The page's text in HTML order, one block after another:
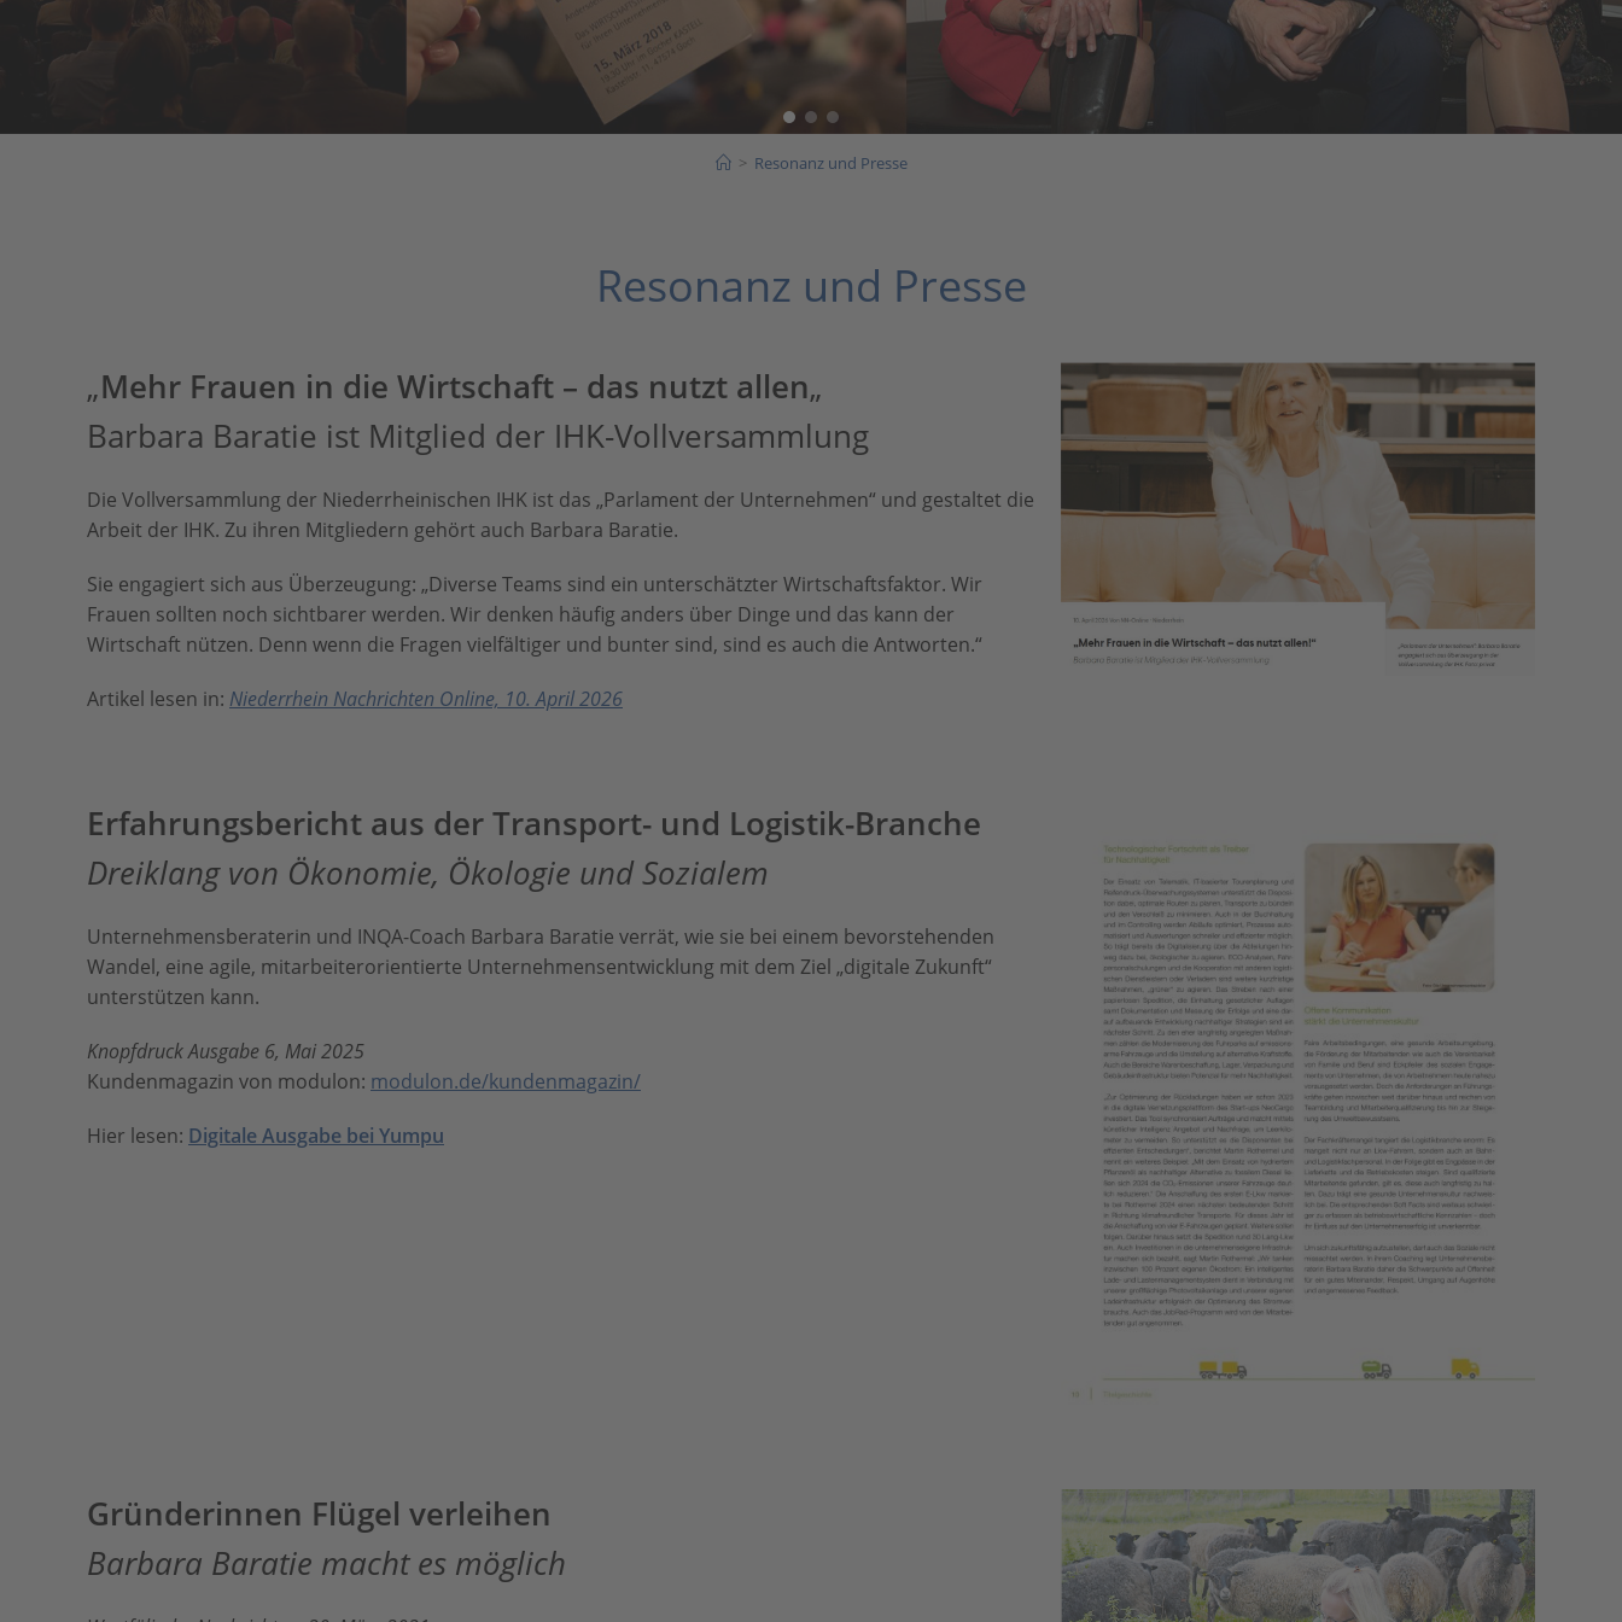
Resonanz und Presse
> Resonanz und Presse
„Mehr Frauen in die Wirtschaft – das nutzt allen„
Barbara Baratie ist Mitglied der IHK-Vollversammlung
Die Vollversammlung der Niederrheinischen IHK ist das „Parlament der Unternehmen“ und gestaltet die
Arbeit der IHK. Zu ihren Mitgliedern gehört auch Barbara Baratie.
Sie engagiert sich aus Überzeugung: „Diverse Teams sind ein unterschätzter Wirtschaftsfaktor. Wir
Frauen sollten noch sichtbarer werden. Wir denken häufig anders über Dinge und das kann der
Wirtschaft nützen. Denn wenn die Fragen vielfältiger und bunter sind, sind es auch die Antworten.“
Artikel lesen in: Niederrhein Nachrichten Online, 10. April 2026
Erfahrungsbericht aus der Transport- und Logistik-Branche
Dreiklang von Ökonomie, Ökologie und Sozialem
Unternehmensberaterin und INQA-Coach Barbara Baratie verrät, wie sie bei einem bevorstehenden
Wandel, eine agile, mitarbeiterorientierte Unternehmensentwicklung mit dem Ziel „digitale Zukunft“
unterstützen kann.
Knopfdruck Ausgabe 6, Mai 2025
Kundenmagazin von modulon: modulon.de/kundenmagazin/
Hier lesen: Digitale Ausgabe bei Yumpu
Gründerinnen Flügel verleihen
Barbara Baratie macht es möglich